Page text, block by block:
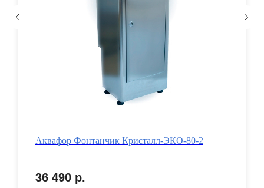
Аквафор Фонтанчик Кристалл-ЭКО-80-2
36 490 р.